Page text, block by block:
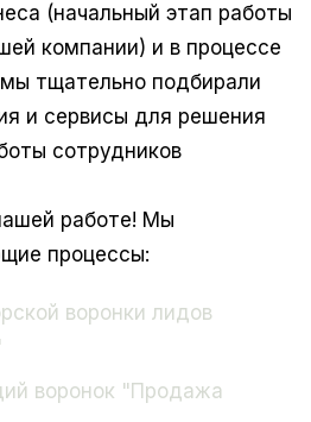
(начальный этап работы
компании) и в процессе
тщательно подбирали
и сервисы для решения
сотрудников
работе! Мы
процессы:
воронки лидов
воронок "Продажа